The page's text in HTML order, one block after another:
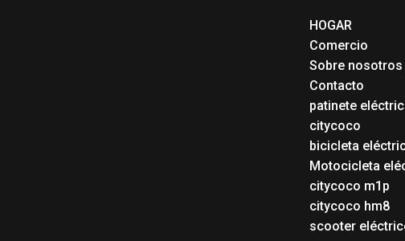
HOGAR
Comercio
Sobre nosotros
Contacto
patinete
citycoco
bicicleta
Motocicleta
citycoco m1p
citycoco hm8
scooter